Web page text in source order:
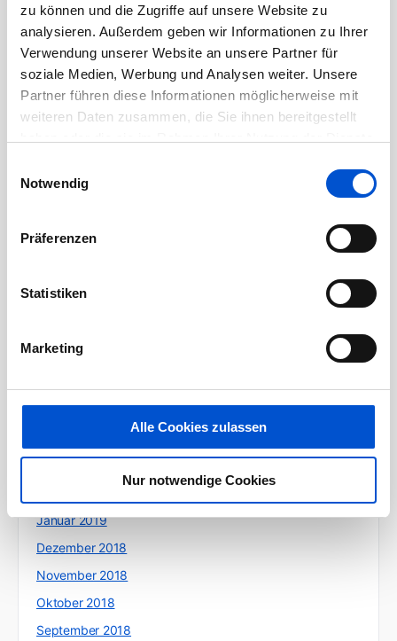
zu können und die Zugriffe auf unsere Website zu
analysieren. Außerdem geben wir Informationen zu Ihrer
Verwendung unserer Website an unsere Partner für
soziale Medien, Werbung und Analysen weiter. Unsere
Partner führen diese Informationen möglicherweise mit
weiteren Daten zusammen, die Sie ihnen bereitgestellt
Notwendig
Präferenzen
Statistiken
Marketing
Alle Cookies zulassen
Nur notwendige Cookies
Juli 2020
Juni 2020
Mai 2020
Januar 2020
November 2019
September 2019
Juli 2019
Mai 2019
Januar 2019
Dezember 2018
November 2018
Oktober 2018
September 2018